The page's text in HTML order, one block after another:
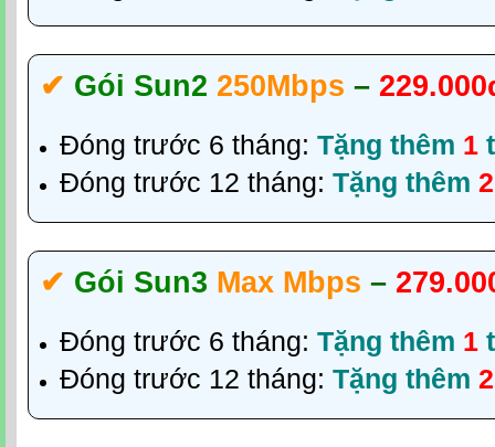
✔‎ Gói Sun2 250Mbps –
Đóng trước 6 tháng: Tặng thêm 1
Đóng trước 12 tháng: Tặng thêm 2
✔‎ Gói Sun3 Max Mbps –
Đóng trước 6 tháng: Tặng thêm 1
Đóng trước 12 tháng: Tặng thêm